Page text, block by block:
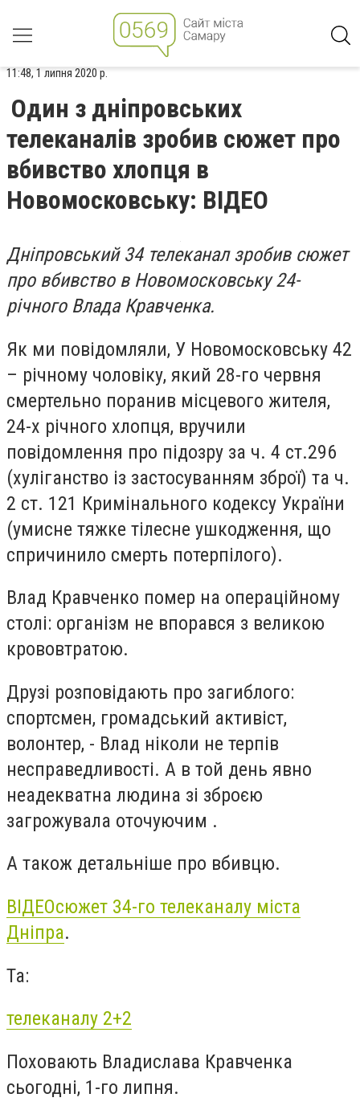
11:48, 1 липня 2020 р.
Один з дніпровських
телеканалів зробив сюжет про
вбивство хлопця в
Новомосковську: ВІДЕО
Дніпровський 34 телеканал зробив сюжет
про вбивство в Новомосковську 24-
річного Влада Кравченка.
Як ми повідомляли, У Новомосковську 42
– річному чоловіку, який 28-го червня
смертельно поранив місцевого жителя,
24-х річного хлопця, вручили
повідомлення про підозру за ч. 4 ст.296
(хуліганство із застосуванням зброї) та ч.
2 ст. 121 Кримінального кодексу України
(умисне тяжке тілесне ушкодження, що
спричинило смерть потерпілого).
Влад Кравченко помер на операційному
столі: організм не впорався з великою
крововтратою.
Друзі розповідають про загиблого:
спортсмен, громадський активіст,
волонтер, - Влад ніколи не терпів
несправедливості. А в той день явно
неадекватна людина зі зброєю
загрожувала оточуючим .
А також детальніше про вбивцю.
ВІДЕОсюжет 34-го телеканалу міста
Дніпра.
Та:
телеканалу 2+2
Поховають Владислава Кравченка
сьогодні, 1-го липня.